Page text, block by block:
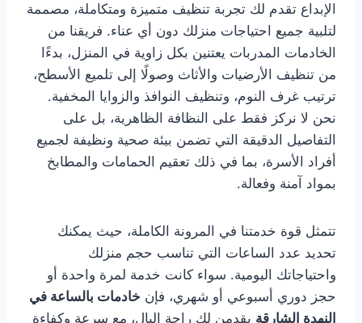
الإبداع تقدم لك تجربة تنظيف متميزة ومتكاملة، مصممة
لتلبية جميع احتياجات منزلك دون أي عناء. فريقنا من
الخادمات المدربات يعتنين بكل زاوية في المنزل، بدءًا
من تنظيف الأرضيات والأثاث وصولًا إلى تلميع الأسطح،
ترتيب غرف النوم، وتنظيف النوافذ والزوايا المخفية.
نحن لا نركز فقط على النظافة الظاهرية، بل على
التفاصيل الدقيقة التي تضمن بيئة صحية ونظيفة لجميع
أفراد الأسرة، بما في ذلك تعقيم الحمامات والمطابخ
بمواد آمنة وفعالة.
تتمثل قوة خدمتنا في المرونة الكاملة، حيث يمكنك
تحديد عدد الساعات التي تناسب حجم منزلك
واحتياجاتك اليومية. سواء كانت خدمة لمرة واحدة أو
حجز دوري أسبوعي أو شهري، فإن خادمات بالساعة في
النهدة الشارقة يقدمن لك راحة البال، مع سرعة وكفاءة